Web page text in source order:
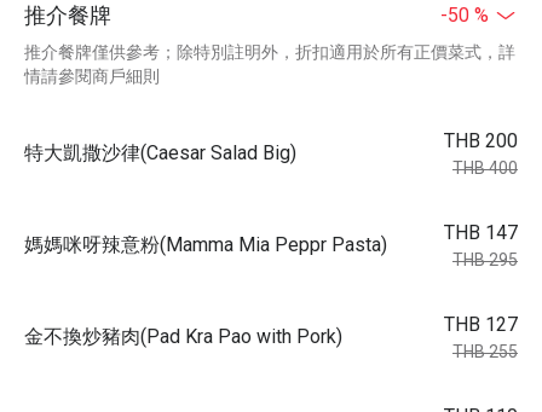
推介餐牌 -50 %
推介餐牌僅供參考；除特別註明外，折扣適用於所有正價菜式，詳
情請參閱商戶細則
特大凱撒沙律(Caesar Salad Big)
THB 200
THB 400
媽媽咪呀辣意粉(Mamma Mia Peppr Pasta)
THB 147
THB 295
金不換炒豬肉(Pad Kra Pao with Pork)
THB 127
THB 255